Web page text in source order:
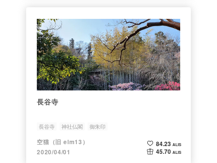
長谷寺
長谷寺 神社仏閣 御朱印
空猫（旧 elm13）
2020/04/01
84.23 ALIS
45.70 ALIS